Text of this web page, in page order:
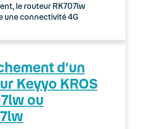
Keyyo
le routeur RK707lw
une connectivité 4G
d’un
Keyyo KROS
ou